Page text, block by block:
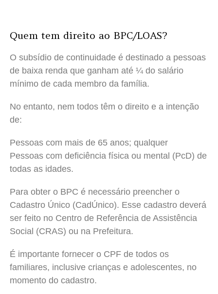
Quem tem direito ao BPC/LOAS?
O subsídio de continuidade é destinado a pessoas
de baixa renda que ganham até ¼ do salário
mínimo de cada membro da família.
No entanto, nem todos têm o direito e a intenção
de:
Pessoas com mais de 65 anos; qualquer
Pessoas com deficiência física ou mental (PcD) de
todas as idades.
Para obter o BPC é necessário preencher o
Cadastro Único (CadÚnico). Esse cadastro deverá
ser feito no Centro de Referência de Assistência
Social (CRAS) ou na Prefeitura.
É importante fornecer o CPF de todos os
familiares, inclusive crianças e adolescentes, no
momento do cadastro.